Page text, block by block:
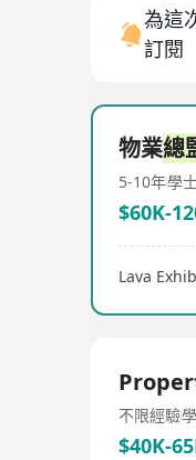
為這
訂閱
物業總
5-10年學
$60K-
Lava
不限經驗
$40K-